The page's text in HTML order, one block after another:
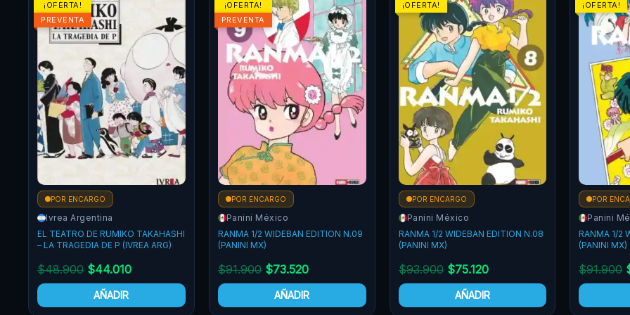
¡OFERTA!
PREVENTA
POR ENCARGO
Panini México
RANMA 1/2 WIDEBAN EDITION N.09
(PANINI MX)
$91.900 $73.520
AÑADIR
¡OFERTA!
POR ENCARGO
Panini México
RANMA 1/2 WIDEBAN EDITION N.08
(PANINI MX)
$93.900 $75.120
AÑADIR
¡OFERTA!
POR ENCARGO
Panini México
RANMA 1/2 WIDEBAN EDITION N.07
(PANINI MX)
$91.900 $73.520
AÑADIR
¡OFERTA!
POR
Panini
MAO N.24
$58.900